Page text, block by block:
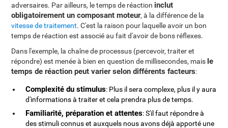
adversaires. Par ailleurs, le temps de réaction inclut
obligatoirement un composant moteur, à la différence de la
vitesse de traitement. C'est la raison pour laquelle avoir un bon
temps de réaction est associé au fait d'avoir de bons réflexes.
Dans l'exemple, la chaîne de processus (percevoir, traiter et
répondre) est menée à bien en question de millisecondes, mais le
temps de réaction peut varier selon différents facteurs:
Complexité du stimulus: Plus il sera complexe, plus il y aura
d'informations à traiter et cela prendra plus de temps.
Familiarité, préparation et attentes: S'il faut répondre à
des stimuli connus et auxquels nous avons déjà apporté une